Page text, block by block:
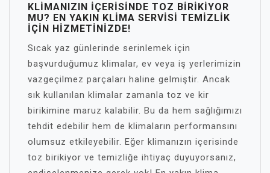
KLIMANIZIN İÇERISINDE TOZ BIRIKIYOR
MU? EN YAKIN KLIMA SERVISI TEMIZLIK
İÇIN HIZMETINIZDE!
Sıcak yaz günlerinde serinlemek için
başvurduğumuz klimalar, ev veya iş yerlerimizin
vazgeçilmez parçaları haline gelmiştir. Ancak
sık kullanılan klimalar zamanla toz ve kir
birikimine maruz kalabilir. Bu da hem sağlığımızı
tehdit edebilir hem de klimaların performansını
olumsuz etkileyebilir. Eğer klimanızın içerisinde
toz birikiyor ve temizliğe ihtiyaç duyuyorsanız,